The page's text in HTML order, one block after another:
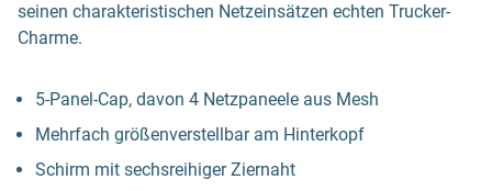
seinen charakteristischen Netzeinsätzen echten Trucker-
Charme.
5-Panel-Cap, davon 4 Netzpaneele aus Mesh
Mehrfach größenverstellbar am Hinterkopf
Schirm mit sechsreihiger Ziernaht